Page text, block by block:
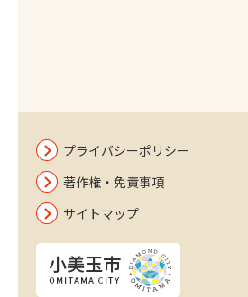
プライバシーポリシー
著作権・免責事項
サイトマップ